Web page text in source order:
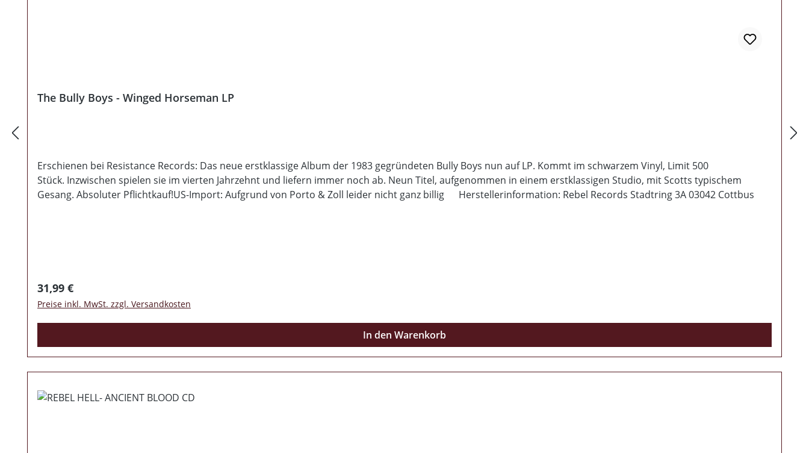
The Bully Boys - Winged Horseman LP
Erschienen bei Resistance Records: Das neue erstklassige Album der 1983 gegründeten Bully Boys nun auf LP. Kommt im schwarzem Vinyl, Limit 500
Stück. Inzwischen spielen sie im vierten Jahrzehnt und liefern immer noch ab. Neun Titel, aufgenommen in einem erstklassigen Studio, mit Scotts typischem
Gesang. Absoluter Pflichtkauf!US-Import: Aufgrund von Porto & Zoll leider nicht ganz billig Herstellerinformation: Rebel Records Stadtring 3A 03042 Cottbus
Regulärer Preis:
31,99 €
Preise inkl. MwSt. zzgl. Versandkosten
In den Warenkorb